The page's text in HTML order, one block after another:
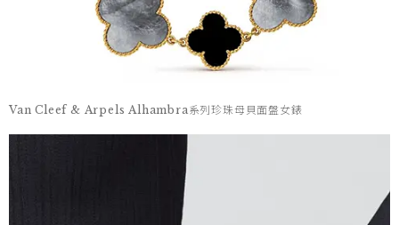
Van Cleef & Arpels Alhambra系列珍珠母貝面盤女錶